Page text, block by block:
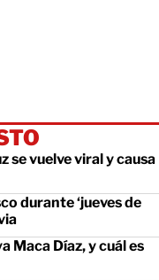
se vuelve viral y causa
durante ‘jueves de
Maca Díaz, y cuál es